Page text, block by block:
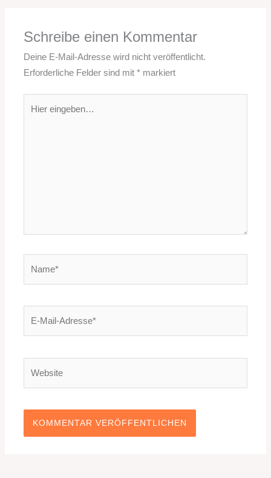
Schreibe einen Kommentar
Deine E-Mail-Adresse wird nicht veröffentlicht.
Erforderliche Felder sind mit* markiert
eingeben…